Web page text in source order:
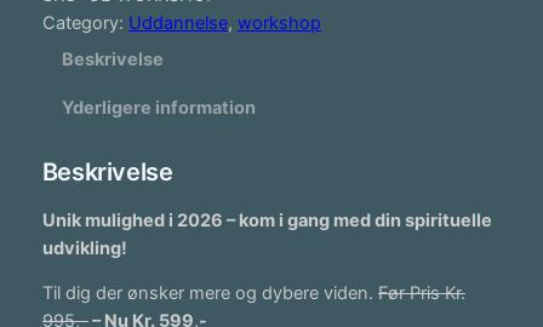
d
r
v
a
n
Category: Uddannelse, workshop
Beskrivelse
Yderligere information
Beskrivelse
Unik mulighed i 2026 – kom i gang med din spirituelle
udvikling!
Til dig der ønsker mere og dybere viden. Før Pris Kr.
995,-– Nu Kr. 599,-